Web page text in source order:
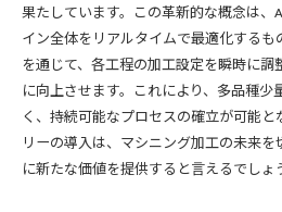
果たしています。この革新的な概念は、
イン全体をリアルタイムで最適化する
を通じて、各工程の加工設定を瞬時に
に向上させます。これにより、多品種
く、持続可能なプロセスの確立が可能
リーの導入は、マシニング加工の未来
に新たな価値を提供すると言えるでしょ